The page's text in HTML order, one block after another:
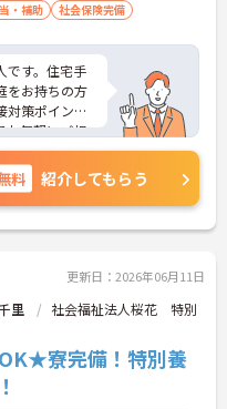
・補助 社会保険完備
です。住宅手
をお持ちの方
対策ポイント
お気軽にご相
料 紹介してもらう
更新日：2026年06月11日
里
社会福祉法人桜花 特別
OK★寮完備！特別養